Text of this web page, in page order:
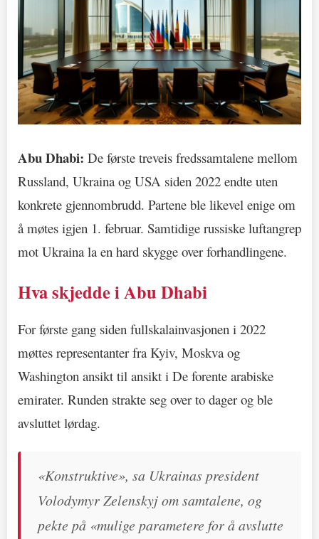
Abu Dhabi: De første treveis fredssamtalene mellom
Russland, Ukraina og USA siden 2022 endte uten
konkrete gjennombrudd. Partene ble likevel enige om
å møtes igjen 1. februar. Samtidige russiske luftangrep
mot Ukraina la en hard skygge over forhandlingene.
Hva skjedde i Abu Dhabi
For første gang siden fullskalainvasjonen i 2022
møttes representanter fra Kyiv, Moskva og
Washington ansikt til ansikt i De forente arabiske
emirater. Runden strakte seg over to dager og ble
avsluttet lørdag.
«Konstruktive», sa Ukrainas president
Volodymyr Zelenskyj om samtalene, og
pekte på «mulige parametere for å avslutte